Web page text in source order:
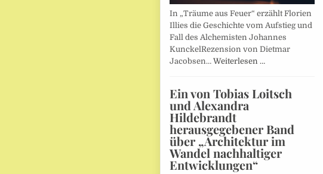
In „Träume aus Feuer“ erzählt Florien
Illies die Geschichte vom Aufstieg und
Fall des Alchemisten Johannes
KunckelRezension von Dietmar
Jacobsen… Weiterlesen …
Ein von Tobias Loitsch
und Alexandra
Hildebrandt
herausgegebener Band
über „Architektur im
Wandel nachhaltiger
Entwicklungen“